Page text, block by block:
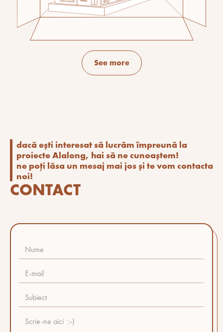
See more
dacă ești interesat să lucrăm împreună la
proiecte Alalong, hai să ne cunoaștem!
ne poți lăsa un mesaj mai jos și te vom contacta
noi!
CONTACT